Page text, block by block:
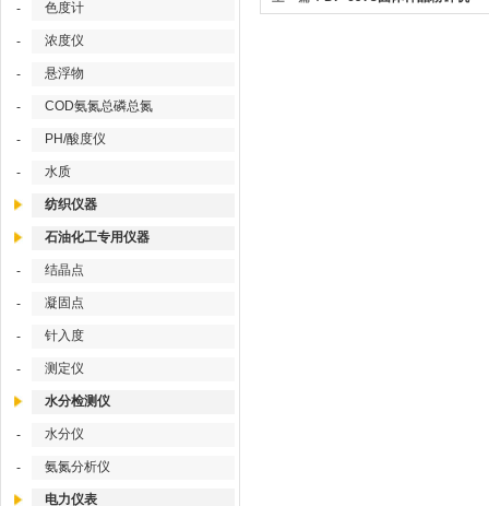
- 色度计
- 浓度仪
- 悬浮物
- COD氨氮总磷总氮
- PH/酸度仪
- 水质
纺织仪器
石油化工专用仪器
- 结晶点
- 凝固点
- 针入度
- 测定仪
水分检测仪
- 水分仪
- 氨氮分析仪
电力仪表